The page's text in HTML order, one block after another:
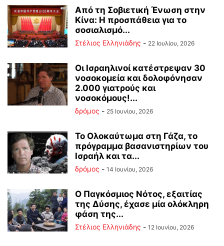
Από τη Σοβιετική Ένωση στην
Κίνα: Η προσπάθεια για το
σοσιαλισμό...
Στέλιος Ελληνιάδης - 22 Ιουλίου, 2026
Οι Ισραηλινοί κατέστρεψαν 30
νοσοκομεία και δολοφόνησαν
2.000 γιατρούς και
νοσοκόμους!...
δρόμος - 25 Ιουνίου, 2026
Το Ολοκαύτωμα στη Γάζα, το
πρόγραμμα βασανιστηρίων του
Ισραήλ και τα...
δρόμος - 14 Ιουνίου, 2026
Ο Παγκόσμιος Νότος, εξαιτίας
της Δύσης, έχασε μία ολόκληρη
φάση της...
Στέλιος Ελληνιάδης - 12 Ιουνίου, 2026